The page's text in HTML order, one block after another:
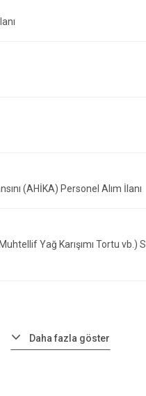
(AHİKA) Personel Alım İlanı
Yağ Karışımı Tortu vb.)
Daha fazla göster